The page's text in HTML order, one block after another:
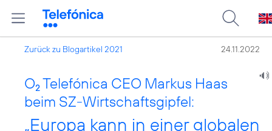
Zurück zu Blogartikel 2021 24.11.2022
O2 Telefónica CEO Markus Haas
beim SZ-Wirtschaftsgipfel:
„Europa kann in einer globalen